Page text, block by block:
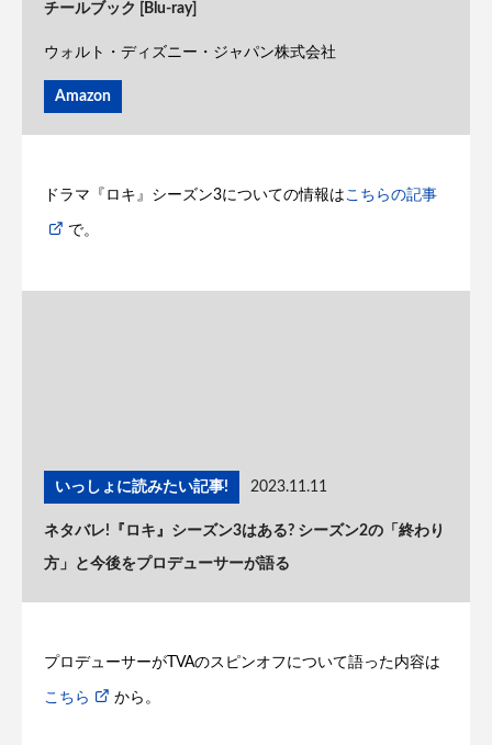
チールブック [Blu-ray]
ウォルト・ディズニー・ジャパン株式会社
Amazon
ドラマ『ロキ』シーズン3についての情報はこちらの記事
で。
いっしょに読みたい記事! 2023.11.11
ネタバレ!『ロキ』シーズン3はある? シーズン2の「終わり
方」と今後をプロデューサーが語る
プロデューサーがTVAのスピンオフについて語った内容は
こちら から。